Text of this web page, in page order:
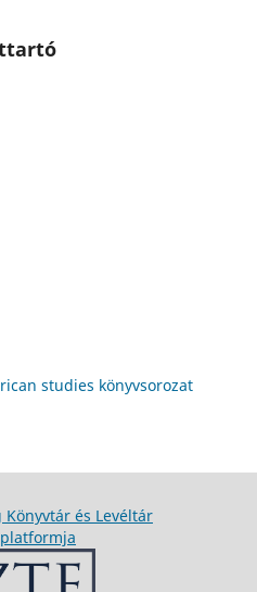
studies könyvsorozat
Könyvtár és Levéltár